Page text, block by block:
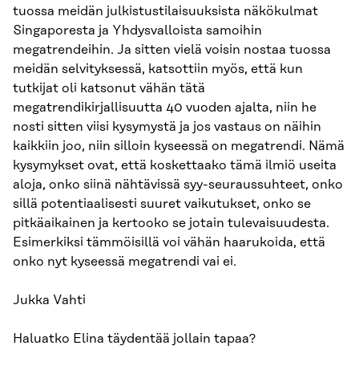
tuossa meidän julkistustilaisuuksista näkökulmat
Singaporesta ja Yhdysvalloista samoihin
megatrendeihin. Ja sitten vielä voisin nostaa tuossa
meidän selvityksessä, katsottiin myös, että kun
tutkijat oli katsonut vähän tätä
megatrendikirjallisuutta 40 vuoden ajalta, niin he
nosti sitten viisi kysymystä ja jos vastaus on näihin
kaikkiin joo, niin silloin kyseessä on megatrendi. Nämä
kysymykset ovat, että koskettaako tämä ilmiö useita
aloja, onko siinä nähtävissä syy-seuraussuhteet, onko
sillä potentiaalisesti suuret vaikutukset, onko se
pitkäaikainen ja kertooko se jotain tulevaisuudesta.
Esimerkiksi tämmöisillä voi vähän haarukoida, että
onko nyt kyseessä megatrendi vai ei.
Jukka Vahti
Haluatko Elina täydentää jollain tapaa?